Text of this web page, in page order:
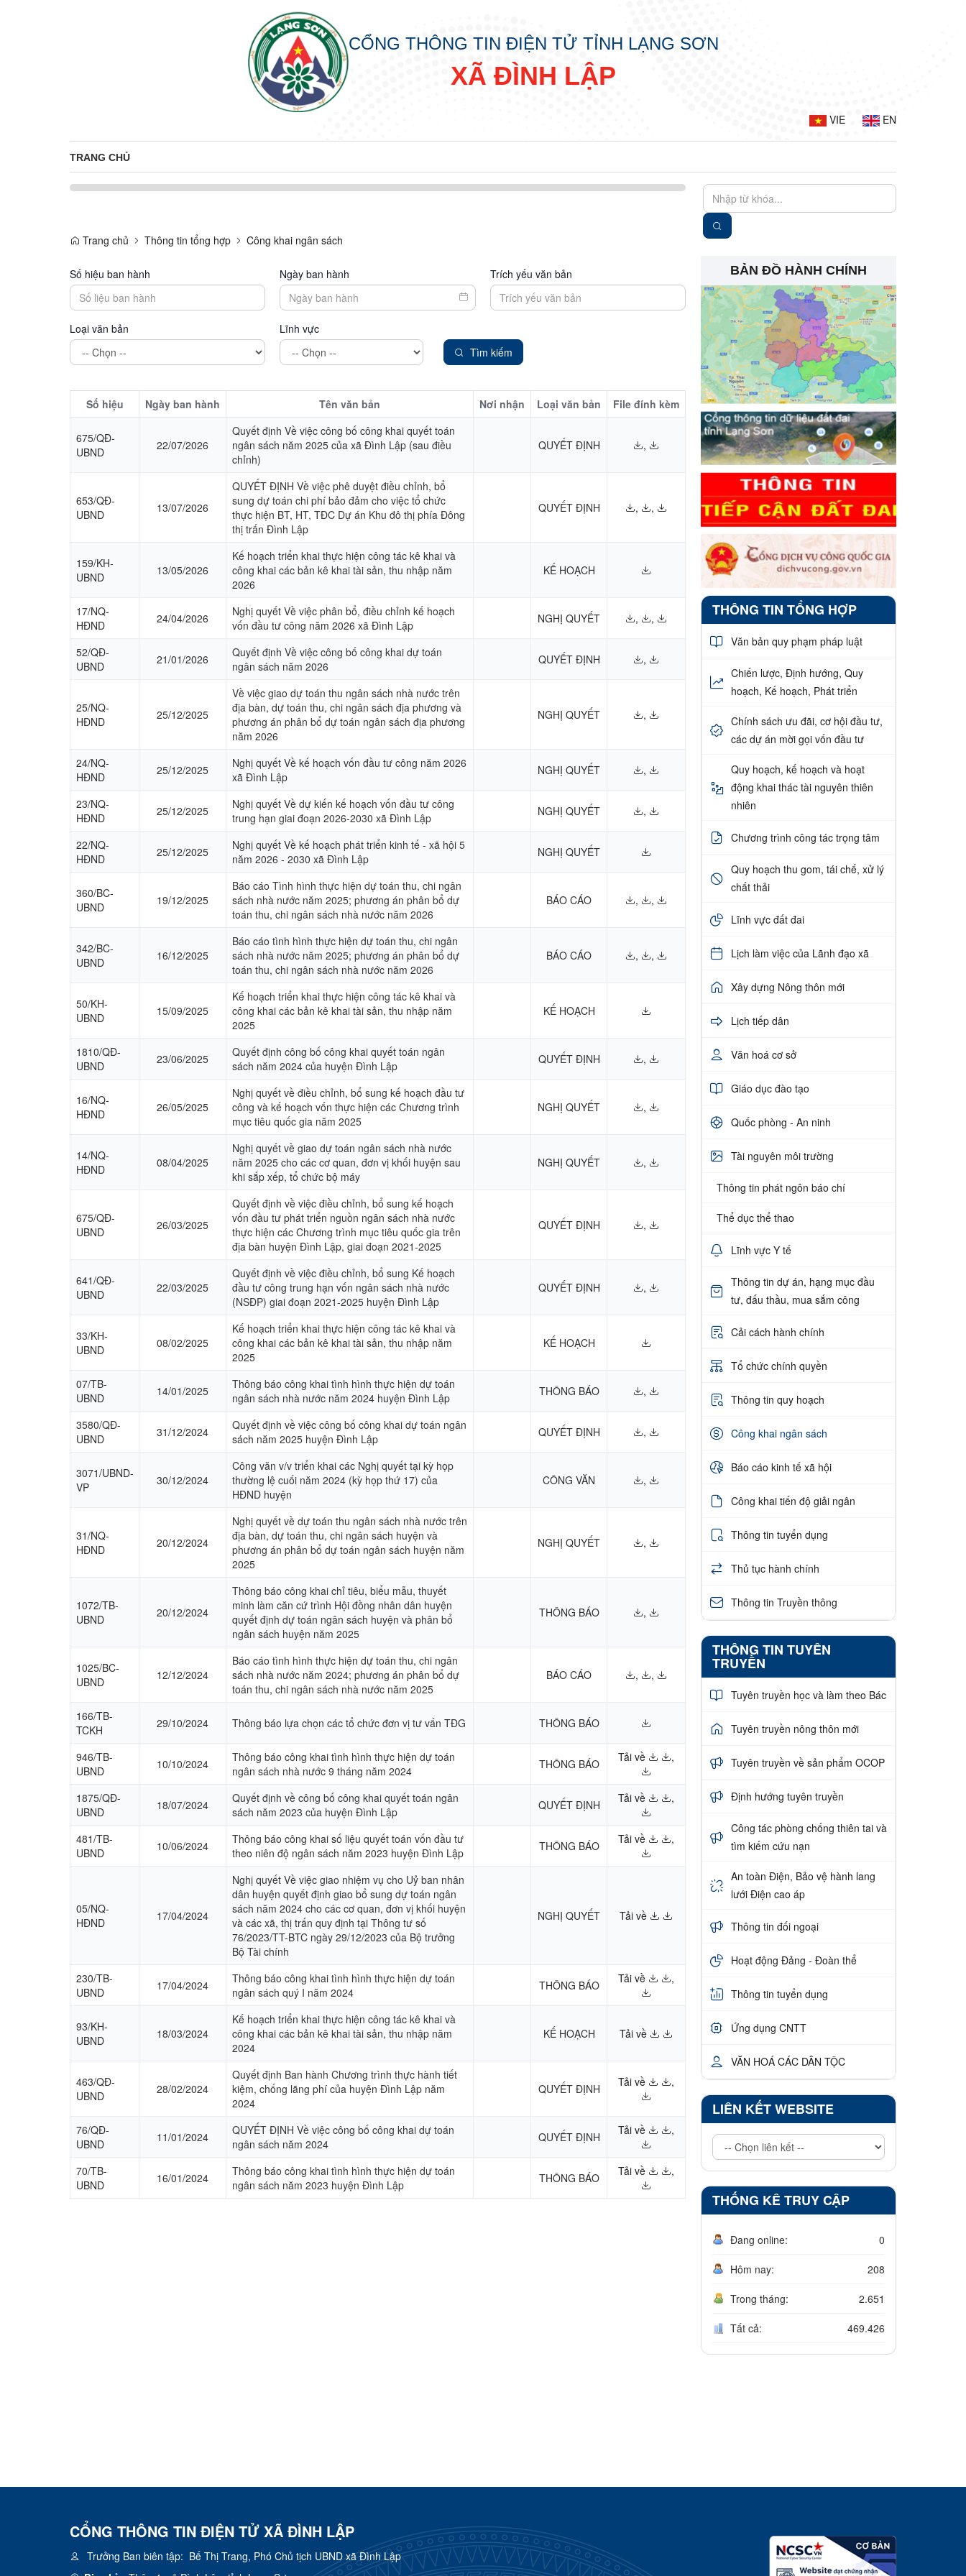
CỔNG THÔNG TIN ĐIỆN TỬ TỈNH LẠNG SƠN
XÃ ĐÌNH LẬP
VIE EN
TRANG CHỦ
Trang chủ Thông tin tổng hợp Công khai ngân sách
Số hiệu ban hành Ngày ban hành Trích yếu văn bản
Loại văn bản
Lĩnh vực
Tìm kiếm
Số hiệu Ngày ban hành Tên văn bản Nơi nhận Loại văn bản File đính kèm
675/QĐ-
UBND
22/07/2026
Quyết định Về việc công bố công khai quyết toán
ngân sách năm 2025 của xã Đình Lập (sau điều
chỉnh)
QUYẾT ĐỊNH ,
653/QĐ-
UBND
13/07/2026
QUYẾT ĐỊNH Về việc phê duyệt điều chỉnh, bổ
sung dự toán chi phí bảo đảm cho việc tổ chức
thực hiện BT, HT, TĐC Dự án Khu đô thị phía Đông
thị trấn Đình Lập
QUYẾT ĐỊNH , ,
159/KH-
UBND
13/05/2026
Kế hoạch triển khai thực hiện công tác kê khai và
công khai các bản kê khai tài sản, thu nhập năm
2026
KẾ HOẠCH
17/NQ-
HĐND
24/04/2026
Nghị quyết Về việc phân bổ, điều chỉnh kế hoạch
vốn đầu tư công năm 2026 xã Đình Lập
NGHỊ QUYẾT , ,
52/QĐ-
UBND
21/01/2026
Quyết định Về việc công bố công khai dự toán
ngân sách năm 2026
QUYẾT ĐỊNH ,
25/NQ-
HĐND
25/12/2025
Về việc giao dự toán thu ngân sách nhà nước trên
địa bàn, dự toán thu, chi ngân sách địa phương và
phương án phân bổ dự toán ngân sách địa phương
năm 2026
NGHỊ QUYẾT ,
24/NQ-
HĐND
25/12/2025
Nghị quyết Về kế hoạch vốn đầu tư công năm 2026
xã Đình Lập
NGHỊ QUYẾT ,
23/NQ-
HĐND
25/12/2025
Nghị quyết Về dự kiến kế hoạch vốn đầu tư công
trung hạn giai đoạn 2026-2030 xã Đình Lập
NGHỊ QUYẾT ,
22/NQ-
HĐND
25/12/2025
Nghị quyết Về kế hoạch phát triển kinh tế - xã hội 5
năm 2026 - 2030 xã Đình Lập
NGHỊ QUYẾT
360/BC-
UBND
19/12/2025
Báo cáo Tình hình thực hiện dự toán thu, chi ngân
sách nhà nước năm 2025; phương án phân bổ dự
toán thu, chi ngân sách nhà nước năm 2026
BÁO CÁO , ,
342/BC-
UBND
16/12/2025
Báo cáo tình hình thực hiện dự toán thu, chi ngân
sách nhà nước năm 2025; phương án phân bổ dự
toán thu, chi ngân sách nhà nước năm 2026
BÁO CÁO , ,
50/KH-
UBND
15/09/2025
Kế hoạch triển khai thực hiện công tác kê khai và
công khai các bản kê khai tài sản, thu nhập năm
2025
KẾ HOẠCH
1810/QĐ-
UBND
23/06/2025
Quyết định công bố công khai quyết toán ngân
sách năm 2024 của huyện Đình Lập
QUYẾT ĐỊNH ,
16/NQ-
HĐND
26/05/2025
Nghị quyết về điều chỉnh, bổ sung kế hoạch đầu tư
công và kế hoạch vốn thực hiện các Chương trình
mục tiêu quốc gia năm 2025
NGHỊ QUYẾT ,
14/NQ-
HĐND
08/04/2025
Nghị quyết về giao dự toán ngân sách nhà nước
năm 2025 cho các cơ quan, đơn vị khối huyện sau
khi sắp xếp, tổ chức bộ máy
NGHỊ QUYẾT ,
675/QĐ-
UBND
26/03/2025
Quyết định về việc điều chỉnh, bổ sung kế hoạch
vốn đầu tư phát triển nguồn ngân sách nhà nước
thực hiện các Chương trình mục tiêu quốc gia trên
địa bàn huyện Đình Lập, giai đoạn 2021-2025
QUYẾT ĐỊNH ,
641/QĐ-
UBND
22/03/2025
Quyết định về việc điều chỉnh, bổ sung Kế hoạch
đầu tư công trung hạn vốn ngân sách nhà nước
(NSĐP) giai đoạn 2021-2025 huyện Đình Lập
QUYẾT ĐỊNH ,
33/KH-
UBND
08/02/2025
Kế hoạch triển khai thực hiện công tác kê khai và
công khai các bản kê khai tài sản, thu nhập năm
2025
KẾ HOẠCH
07/TB-
UBND
14/01/2025
Thông báo công khai tình hình thực hiện dự toán
ngân sách nhà nước năm 2024 huyện Đình Lập
THÔNG BÁO ,
3580/QĐ-
UBND
31/12/2024
Quyết định về việc công bố công khai dự toán ngân
sách năm 2025 huyện Đình Lập
QUYẾT ĐỊNH ,
3071/UBND-
VP
30/12/2024
Công văn v/v triển khai các Nghị quyết tại kỳ họp
thường lệ cuối năm 2024 (kỳ họp thứ 17) của
HĐND huyện
CÔNG VĂN ,
31/NQ-
HĐND
20/12/2024
Nghị quyết về dự toán thu ngân sách nhà nước trên
địa bàn, dự toán thu, chi ngân sách huyện và
phương án phân bổ dự toán ngân sách huyện năm
2025
NGHỊ QUYẾT ,
1072/TB-
UBND
20/12/2024
Thông báo công khai chỉ tiêu, biểu mẫu, thuyết
minh làm căn cứ trình Hội đồng nhân dân huyện
quyết định dự toán ngân sách huyện và phân bổ
ngân sách huyện năm 2025
THÔNG BÁO ,
1025/BC-
UBND
12/12/2024
Báo cáo tình hình thực hiện dự toán thu, chi ngân
sách nhà nước năm 2024; phương án phân bổ dự
toán thu, chi ngân sách nhà nước năm 2025
BÁO CÁO , ,
166/TB-
TCKH
29/10/2024 Thông báo lựa chọn các tổ chức đơn vị tư vấn TĐG THÔNG BÁO
946/TB-
UBND
10/10/2024
Thông báo công khai tình hình thực hiện dự toán
ngân sách nhà nước 9 tháng năm 2024
THÔNG BÁO Tải về ,
1875/QĐ-
UBND
18/07/2024
Quyết định về công bố công khai quyết toán ngân
sách năm 2023 của huyện Đình Lập
QUYẾT ĐỊNH Tải về ,
481/TB-
UBND
10/06/2024
Thông báo công khai số liệu quyết toán vốn đầu tư
theo niên độ ngân sách năm 2023 huyện Đình Lập
THÔNG BÁO Tải về ,
05/NQ-
HĐND
17/04/2024
Nghị quyết Về việc giao nhiệm vụ cho Uỷ ban nhân
dân huyện quyết định giao bổ sung dự toán ngân
sách năm 2024 cho các cơ quan, đơn vị khối huyện
và các xã, thị trấn quy định tại Thông tư số
76/2023/TT-BTC ngày 29/12/2023 của Bộ trưởng
Bộ Tài chính
NGHỊ QUYẾT Tải về
230/TB-
UBND
17/04/2024
Thông báo công khai tình hình thực hiện dự toán
ngân sách quý I năm 2024
THÔNG BÁO Tải về ,
93/KH-
UBND
18/03/2024
Kế hoạch triển khai thực hiện công tác kê khai và
công khai các bản kê khai tài sản, thu nhập năm
2024
KẾ HOẠCH Tải về
463/QĐ-
UBND
28/02/2024
Quyết định Ban hành Chương trình thực hành tiết
kiệm, chống lãng phí của huyện Đình Lập năm
2024
QUYẾT ĐỊNH Tải về ,
76/QĐ-
UBND
11/01/2024
QUYẾT ĐỊNH Về việc công bố công khai dự toán
ngân sách năm 2024
QUYẾT ĐỊNH Tải về ,
70/TB-
UBND
16/01/2024
Thông báo công khai tình hình thực hiện dự toán
ngân sách năm 2023 huyện Đình Lập
THÔNG BÁO Tải về ,
BẢN ĐỒ HÀNH CHÍNH
THÔNG TIN TỔNG HỢP
Văn bản quy phạm pháp luật
Chiến lược, Định hướng, Quy
hoạch, Kế hoạch, Phát triển
Chính sách ưu đãi, cơ hội đầu tư,
các dự án mời gọi vốn đầu tư
Quy hoạch, kế hoạch và hoạt
động khai thác tài nguyên thiên
nhiên
Chương trình công tác trọng tâm
Quy hoạch thu gom, tái chế, xử lý
chất thải
Lĩnh vực đất đai
Lịch làm việc của Lãnh đạo xã
Xây dựng Nông thôn mới
Lịch tiếp dân
Văn hoá cơ sở
Giáo dục đào tạo
Quốc phòng - An ninh
Tài nguyên môi trường
Thông tin phát ngôn báo chí
Thể dục thể thao
Lĩnh vực Y tế
Thông tin dự án, hạng mục đầu
tư, đấu thầu, mua sắm công
Cải cách hành chính
Tổ chức chính quyền
Thông tin quy hoạch
Công khai ngân sách
Báo cáo kinh tế xã hội
Công khai tiến độ giải ngân
Thông tin tuyển dụng
Thủ tục hành chính
Thông tin Truyền thông
THÔNG TIN TUYÊN
TRUYỀN
Tuyên truyền học và làm theo Bác
Tuyên truyền nông thôn mới
Tuyên truyền về sản phẩm OCOP
Định hướng tuyên truyền
Công tác phòng chống thiên tai và
tìm kiếm cứu nạn
An toàn Điện, Bảo vệ hành lang
lưới Điện cao áp
Thông tin đối ngoại
Hoạt động Đảng - Đoàn thể
Thông tin tuyển dụng
Ứng dụng CNTT
VĂN HOÁ CÁC DÂN TỘC
LIÊN KẾT WEBSITE
THỐNG KÊ TRUY CẬP
Đang online: 0
Hôm nay: 208
Trong tháng: 2.651
Tất cả: 469.426
CỔNG THÔNG TIN ĐIỆN TỬ XÃ ĐÌNH LẬP
Trưởng Ban biên tập: Bế Thị Trang, Phó Chủ tịch UBND xã Đình Lập